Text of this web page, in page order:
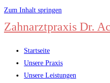
Zum Inhalt springen
Zahnarztpraxis Dr.
Startseite
Unsere Praxis
Unsere Leistungen